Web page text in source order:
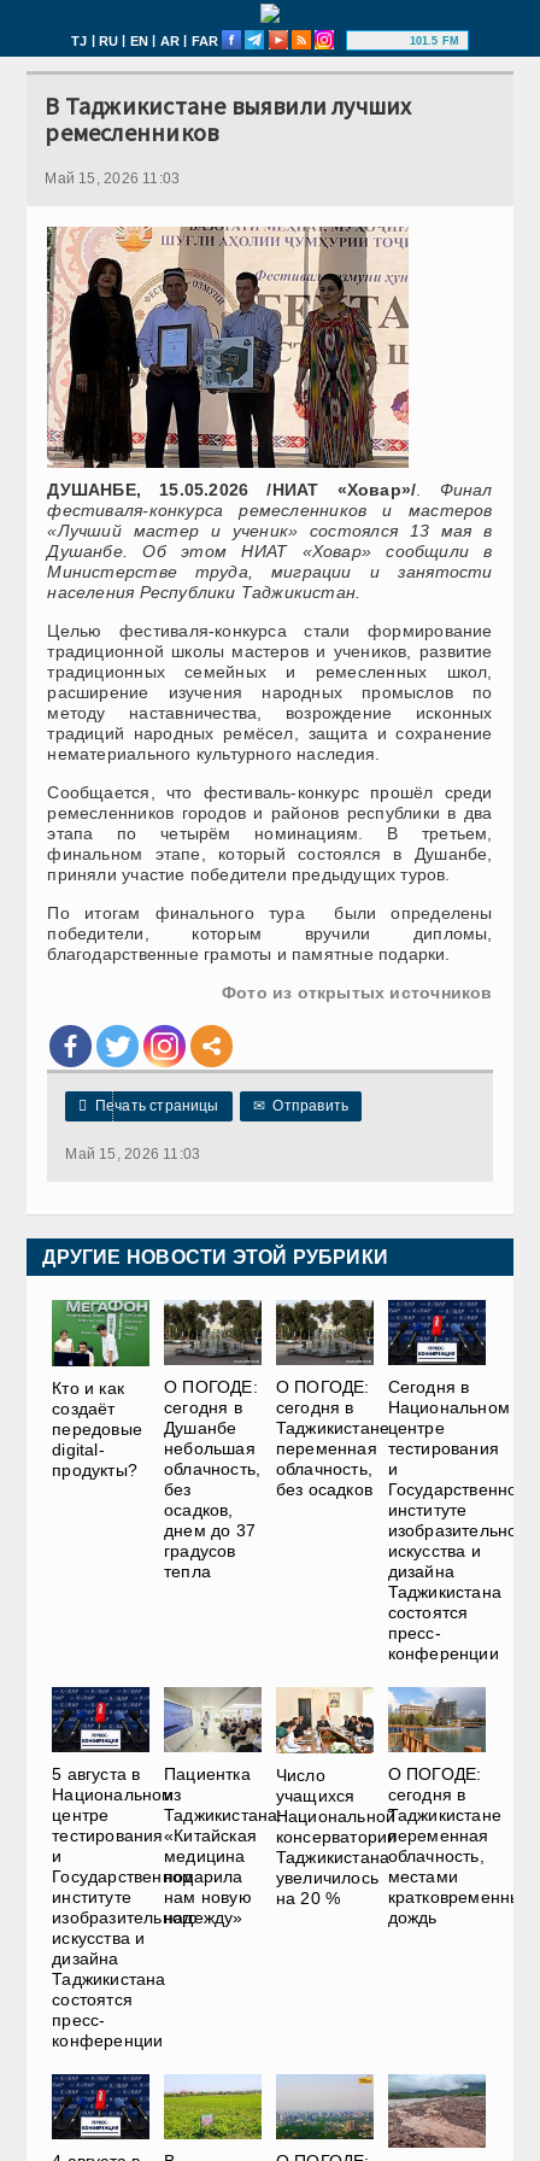
TJ | RU | EN | AR | FAR 101.5 FM
В Таджикистане выявили лучших
ремесленников
Май 15, 2026 11:03
ДУШАНБЕ, 15.05.2026 /НИАТ «Ховар»/
Финал
фестиваля-конкурса ремесленников и мастеров
«Лучший мастер и ученик» состоялся 13 мая в
Душанбе. Об этом НИАТ «Ховар» сообщили в
Министерстве труда, миграции и занятости
населения Республики Таджикистан.
Целью фестиваля-конкурса стали формирование
традиционной школы мастеров и учеников, развитие
традиционных семейных и ремесленных школ,
расширение изучения народных промыслов по
методу наставничества, возрождение исконных
традиций народных ремёсел, защита и сохранение
нематериального культурного наследия.
Сообщается, что фестиваль-конкурс прошёл среди
ремесленников городов и районов республики в два
этапа по четырём номинациям. В третьем,
финальном этапе, который состоялся в Душанбе,
приняли участие победители предыдущих туров.
По итогам финального тура были определены
победители, которым вручили дипломы,
благодарственные грамоты и памятные подарки.
Фото из открытых источников
 Печать страницы ✉ Отправить
Май 15, 2026 11:03
ДРУГИЕ НОВОСТИ ЭТОЙ РУБРИКИ
Кто и как
создаёт
передовые
digital-
продукты?
О ПОГОДЕ:
сегодня в
Душанбе
небольшая
облачность,
без
осадков,
днем до 37
градусов
тепла
О ПОГОДЕ:
сегодня в
Таджикистане
переменная
облачность,
без осадков
Сегодня в
Национальном
центре
тестирования
и
Государственном
институте
изобразительного
искусства и
дизайна
Таджикистана
состоятся
пресс-
конференции
5 августа в
Национальном
центре
тестирования
и
Государственном
институте
изобразительного
искусства и
дизайна
Таджикистана
состоятся
пресс-
конференции
Пациентка
из
Таджикистана:
«Китайская
медицина
подарила
нам новую
надежду»
Число
учащихся
Национальной
консерватории
Таджикистана
увеличилось
на 20 %
О ПОГОДЕ:
сегодня в
Таджикистане
переменная
облачность,
местами
кратковременный
дождь